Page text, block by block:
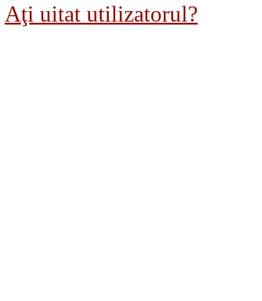
Aţi uitat utilizatorul?